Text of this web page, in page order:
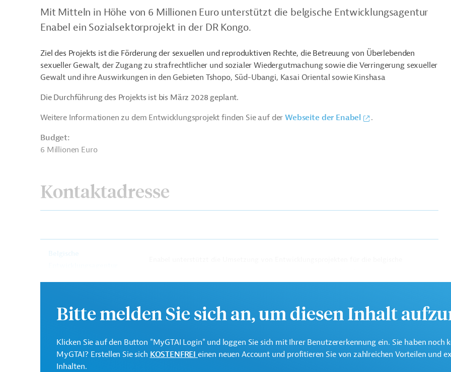
Mit Mitteln in Höhe von 6 Millionen Euro unterstützt die belgische Entwicklungsagentur
Enabel ein Sozialsektorprojekt in der DR Kongo.
Ziel des Projekts ist die Förderung der sexuellen und reproduktiven Rechte, die Betreuung von Überlebenden
sexueller Gewalt, der Zugang zu strafrechtlicher und sozialer Wiedergutmachung sowie die Verringerung sexueller
Gewalt und ihre Auswirkungen in den Gebieten Tshopo, Süd-Ubangi, Kasai Oriental sowie Kinshasa
Die Durchführung des Projekts ist bis März 2028 geplant.
Weitere Informationen zu dem Entwicklungsprojekt finden Sie auf derWebseite der Enabel
.
Budget:
6 Millionen Euro
Kontaktadresse
Förderung benachteiligter Gruppen
Sozialverträglichkeit
Öffentlicher Sektor, übergreifend Rechtsberatung
Familienplanung
Projekte
Bitte melden Sie sich an, um diesen Inhalt
Klicken Sie auf den Button "MyGTAI Login" und loggen Sie sich mit Ihrer Benutzererkennung ein. Sie haben noch
MyGTAI? Erstellen Sie sich KOSTENFREI einen neuen Account und profitieren Sie von zahlreichen Vorteilen und
Inhalten.